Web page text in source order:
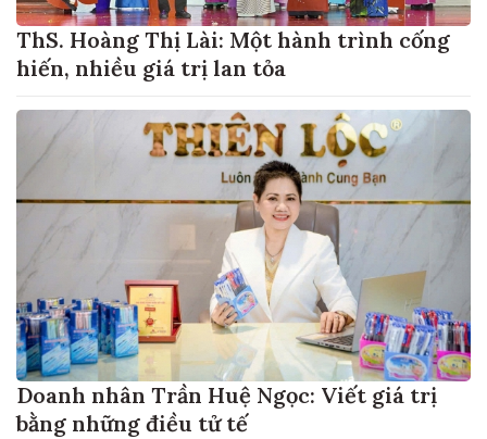
ThS. Hoàng Thị Lài: Một hành trình cống
hiến, nhiều giá trị lan tỏa
Doanh nhân Trần Huệ Ngọc: Viết giá trị
bằng những điều tử tế